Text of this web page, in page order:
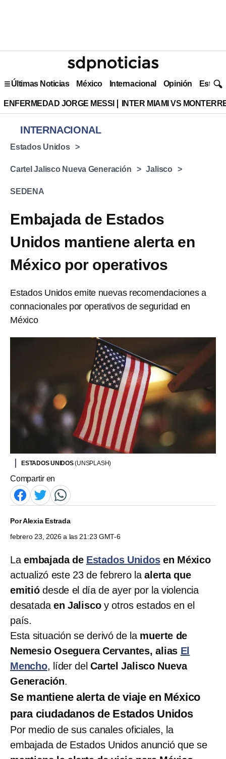
Últimas Noticias México Internacional Opinión Estilo
ENFERMEDAD JORGE MESSI INTER MIAMI VS
INTERNACIONAL
Estados Unidos
Cartel Jalisco Nueva Generación Jalisco
SEDENA
Embajada de Estados
Unidos mantiene alerta en
México por operativos
Estados Unidos emite nuevas recomendaciones a
connacionales por operativos de seguridad en
México
ESTADOS UNIDOS(UNSPLASH)
Compartir en
PorAlexia Estrada
febrero 23, 2026 a las 21:23 GMT-6
La embajada de Estados Unidosen México
actualizó este 23 de febrero laalerta que
emitiódesde el día de ayer por la violencia
desatadaen Jaliscoy otros estados en el
país.
Esta situación se derivó de la muerte de
Nemesio Oseguera Cervantes, alias El
Mencho, líder delCartel Jalisco Nueva
Generación.
Se mantiene alerta de viaje en México
para ciudadanos de Estados Unidos
Por medio de sus canales oficiales, la
embajada de Estados Unidos anunció que se